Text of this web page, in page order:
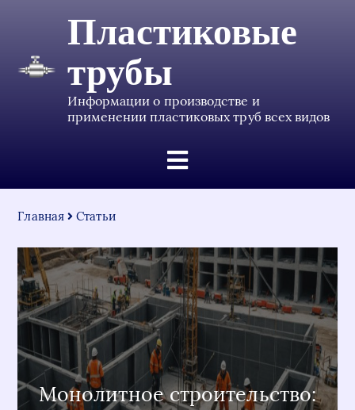
Пластиковые
трубы
Информации о производстве и
применении пластиковых труб всех видов
Главная Статьи
Монолитное строительство: